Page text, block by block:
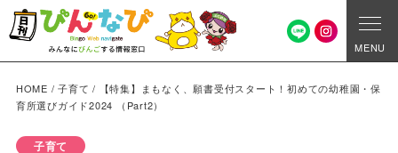
MENU
HOME /子育て /
【特集】まもなく、願書受付スタート！初めての幼稚園・保
育所選びガイド2024 （Part2）
子育て